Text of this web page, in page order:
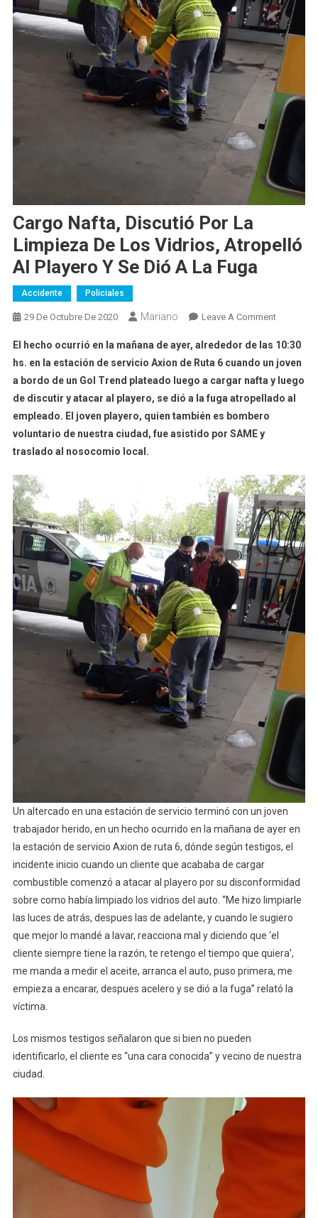
Cargo Nafta, Discutió Por La
Limpieza De Los Vidrios, Atropelló
Al Playero Y Se Dió A La Fuga
Accidente Policiales
29 De Octubre De 2020 Mariano Leave A CommentOn
Nafta,
Discutió
Por
La
Atropelló
Al
Playero
Y
Se
Dió
A
La
Fuga
El hecho ocurrió en la mañana de ayer, alrededor de las 10:30
hs. en la estación de servicio Axion de Ruta 6 cuando un joven
a bordo de un Gol Trend plateado luego a cargar nafta y luego
de discutir y atacar al playero, se dió a la fuga atropellado al
empleado. El joven playero, quien también es bombero
voluntario de nuestra ciudad, fue asistido por SAME y
traslado al nosocomio local.
Un altercado en una estación de servicio terminó con un joven
trabajador herido, en un hecho ocurrido en la mañana de ayer en
la estación de servicio Axion de ruta 6, dónde según testigos, el
incidente inicio cuando un cliente que acababa de cargar
combustible comenzó a atacar al playero por su disconformidad
sobre como había limpiado los vidrios del auto. “Me hizo limpiarle
las luces de atrás, despues las de adelante, y cuando le sugiero
que mejor lo mandé a lavar, reacciona mal y diciendo que ‘el
cliente siempre tiene la razón, te retengo el tiempo que quiera’,
me manda a medir el aceite, arranca el auto, puso primera, me
empieza a encarar, despues acelero y se dió a la fuga” relató la
víctima.
Los mismos testigos señalaron que si bien no pueden
identificarlo, el cliente es “una cara conocida” y vecino de nuestra
ciudad.